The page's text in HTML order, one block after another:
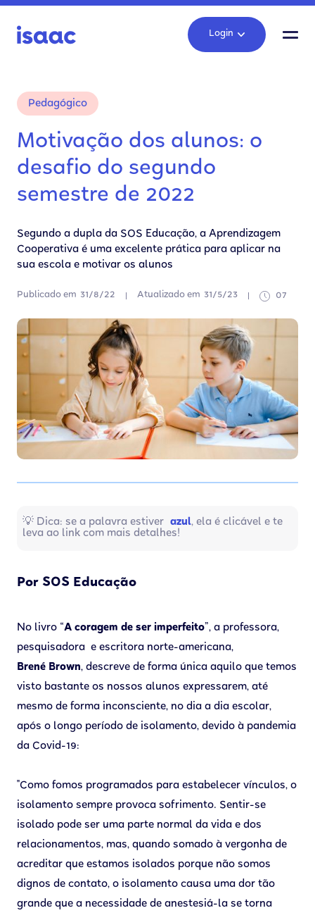
Login
Pedagógico
Motivação dos alunos: o
desafio do segundo
semestre de 2022
Segundo a dupla da SOS Educação, a Aprendizagem
Cooperativa é uma excelente prática para aplicar na
sua escola e motivar os alunos
Publicado em 31/8/22 Atualizado em 31/5/23 07
💡 Dica: se a palavra estiver azul, ela é clicável e te
leva ao link com mais detalhes!
Por SOS Educação
No livro “A coragem de ser imperfeito”, a professora,
pesquisadora e escritora norte-americana,
Brené Brown, descreve de forma única aquilo que temos
visto bastante os nossos alunos expressarem, até
mesmo de forma inconsciente, no dia a dia escolar,
após o longo período de isolamento, devido à pandemia
da Covid-19:
"Como fomos programados para estabelecer vínculos, o
isolamento sempre provoca sofrimento. Sentir-se
isolado pode ser uma parte normal da vida e dos
relacionamentos, mas, quando somado à vergonha de
acreditar que estamos isolados porque não somos
dignos de contato, o isolamento causa uma dor tão
grande que a necessidade de anestesiá-la se torna